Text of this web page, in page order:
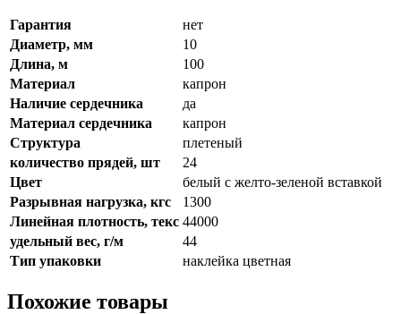
Гарантия
нет
Диаметр, мм
10
Длина, м
100
Материал
капрон
Наличие сердечника
да
Материал сердечника
капрон
Структура
плетеный
количество прядей, шт
24
Цвет
белый с желто-зеленой вставкой
Разрывная нагрузка, кгс
1300
Линейная плотность, текс 44000
удельный вес, г/м
44
Тип упаковки
наклейка цветная
Похожие товары